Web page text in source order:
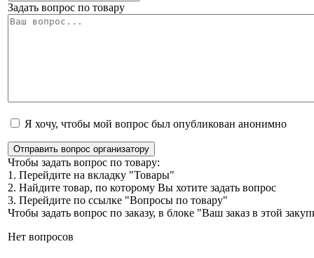
Задать вопрос по товару
Я хочу, чтобы мой вопрос был опубликован анонимно
Отправить вопрос организатору
Чтобы задать вопрос по товару:
1. Перейдите на вкладку "Товары"
2. Найдите товар, по которому Вы хотите задать вопрос
3. Перейдите по ссылке "Вопросы по товару"
Чтобы задать вопрос по заказу, в блоке "Ваш заказ в этой
Нет вопросов